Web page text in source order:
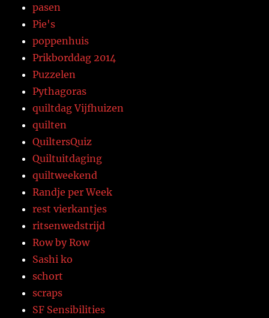
pasen
Pie's
poppenhuis
Prikborddag 2014
Puzzelen
Pythagoras
quiltdag Vijfhuizen
quilten
QuiltersQuiz
Quiltuitdaging
quiltweekend
Randje per Week
rest vierkantjes
ritsenwedstrijd
Row by Row
Sashi ko
schort
scraps
SF Sensibilities